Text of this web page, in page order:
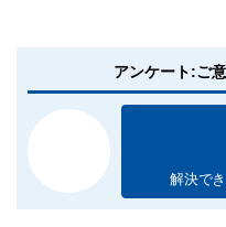
アンケート:ご
解決で